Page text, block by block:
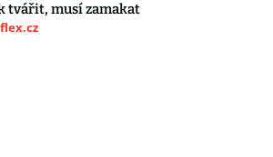
tvářit, musí zamakat